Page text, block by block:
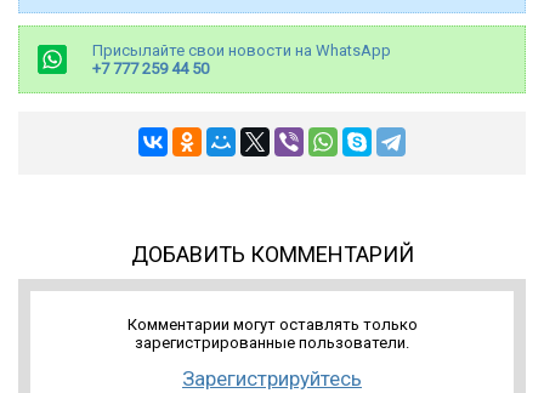
Присылайте свои новости на WhatsApp
+7 777 259 44 50
ДОБАВИТЬ КОММЕНТАРИЙ
Комментарии могут оставлять только
зарегистрированные пользователи.
Зарегистрируйтесь